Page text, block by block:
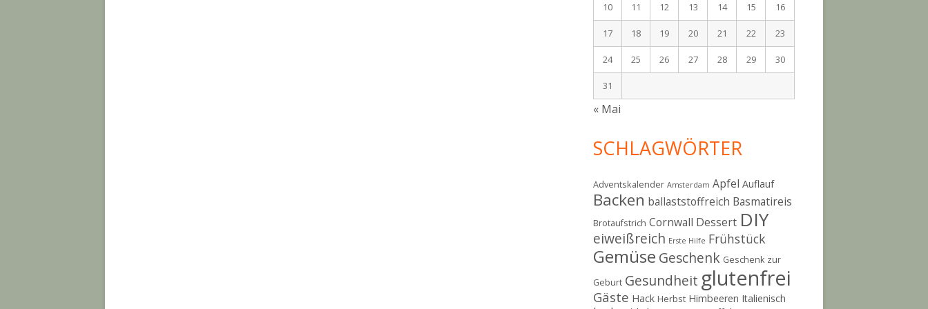
10 11 12 13 14 15 16
17 18 19 20 21 22 23
24 25 26 27 28 29 30
31
« Mai
SCHLAGWÖRTER
Adventskalender Amsterdam Apfel Auflauf
Backen ballaststoffreich Basmatireis
Brotaufstrich Cornwall Dessert DIY
eiweißreich Erste Hilfe Frühstück
Gemüse Geschenk Geschenk zur
Geburt Gesundheit glutenfrei
Gäste Hack Herbst Himbeeren Italienisch